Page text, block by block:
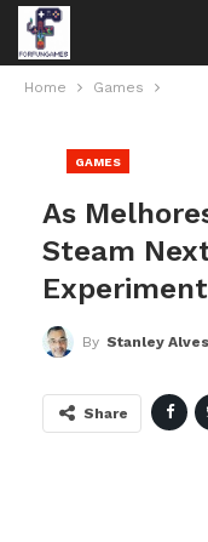
Home Games
GAMES
As
Steam
By Stanley Alves
Share